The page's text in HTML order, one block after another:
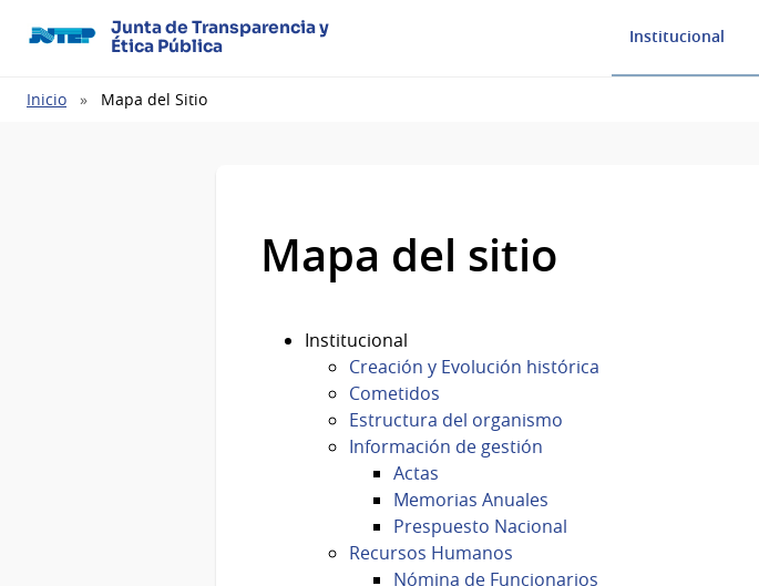
Junta de Transparencia y
Ética Pública
Institucional
Ruta
Inicio Mapa del Sitio
Mapa del sitio
Institucional
Creación y Evolución histórica
Cometidos
Estructura del organismo
Información de gestión
Actas
Memorias Anuales
Prespuesto Nacional
Recursos Humanos
Nómina de Funcionarios